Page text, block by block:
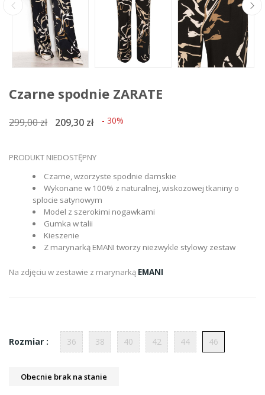
Czarne spodnie ZARATE
299,00 zł 209,30 zł - 30%
PRODUKT NIEDOSTĘPNY
Czarne, wzorzyste spodnie damskie
Wykonane w 100% z naturalnej, wiskozowej tkaniny o
splocie satynowym
Model z szerokimi nogawkami
Gumka w talii
Kieszenie
Z marynarką EMANI tworzy niezwykle stylowy zestaw
Na zdjęciu w zestawie z marynarką EMANI
Rozmiar : 36 38 40 42 44 46
Obecnie brak na stanie